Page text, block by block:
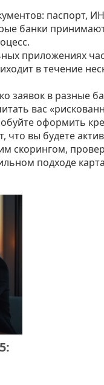
паспорт,
банки
приложениях
в течение
заявок в разные
вас
оформить
что вы будете
скорингом,
подходе